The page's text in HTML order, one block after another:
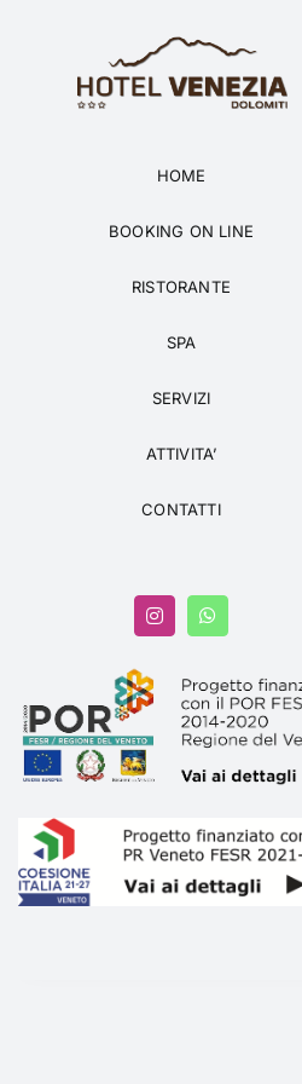
contenuto
HOME
BOOKING ON LINE
RISTORANTE
SPA
SERVIZI
ATTIVITA’
CONTATTI
Attività News